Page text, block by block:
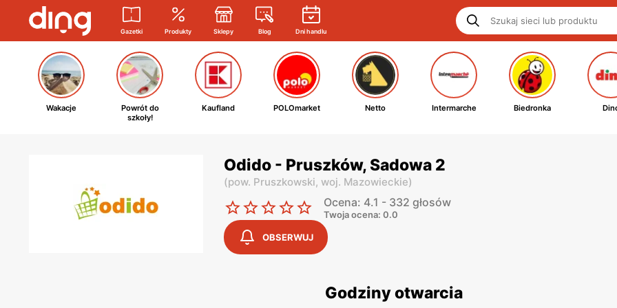
Gazetki Produkty Sklepy Blog Dni handlu
Wakacje
Powrót do
szkoły!
Kaufland POLOmarket Netto Intermarche Biedronka
Odido - Pruszków, Sadowa 2
(pow. Pruszkowski, woj. Mazowieckie)
Ocena: 4.1 - 332 głosów
Twoja ocena: 0.0
OBSERWUJ
Godziny otwarcia